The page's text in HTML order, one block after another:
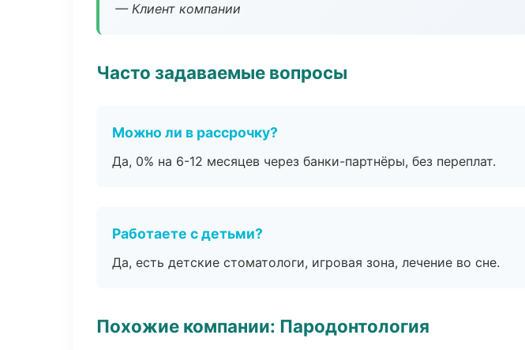
— Клиент компании
Часто задаваемые вопросы
Можно ли в рассрочку?
Да, 0% на 6-12 месяцев через банки-партнёры, без переплат.
Работаете с детьми?
Да, есть детские стоматологи, игровая зона, лечение во сне.
Похожие компании: Пародонтология